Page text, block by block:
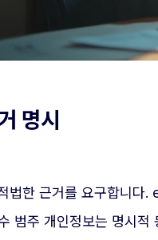
명시
법한 근거를 요구합니
범주 개인정보는 명시